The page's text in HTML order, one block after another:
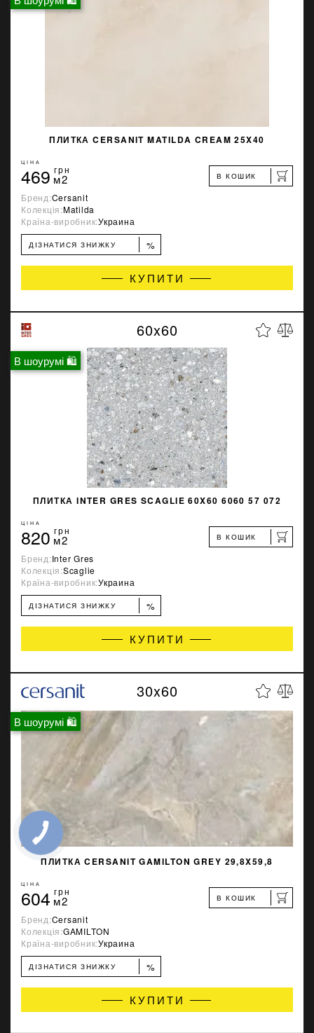
ПЛИТКА CERSANIT MATILDA CREAM 25X40
ЦІНА
469 грн
м2 В КОШИК
Бренд:Cersanit
Колекція:Matilda
Країна-виробник:Украина
ДІЗНАТИСЯ ЗНИЖКУ %
КУПИТИ
В шоурумі 🛍
60x60
ПЛИТКА INTER GRES SCAGLIE 60X60 6060 57 072
ЦІНА
820 грн
м2 В КОШИК
Бренд:Inter Gres
Колекція:Scaglie
Країна-виробник:Украина
ДІЗНАТИСЯ ЗНИЖКУ %
КУПИТИ
В шоурумі 🛍
30x60
ПЛИТКА CERSANIT GAMILTON GREY 29,8X59,8
ЦІНА
604 грн
м2 В КОШИК
Бренд:Cersanit
Колекція:GAMILTON
Країна-виробник:Украина
ДІЗНАТИСЯ ЗНИЖКУ %
КУПИТИ